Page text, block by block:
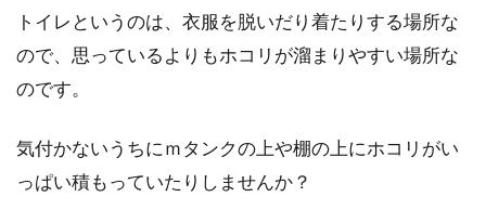
トイレというのは、衣服を脱いだり着たりする場所な
ので、思っているよりもホコリが溜まりやすい場所な
のです。
気付かないうちにｍタンクの上や棚の上にホコリがい
っぱい積もっていたりしませんか？